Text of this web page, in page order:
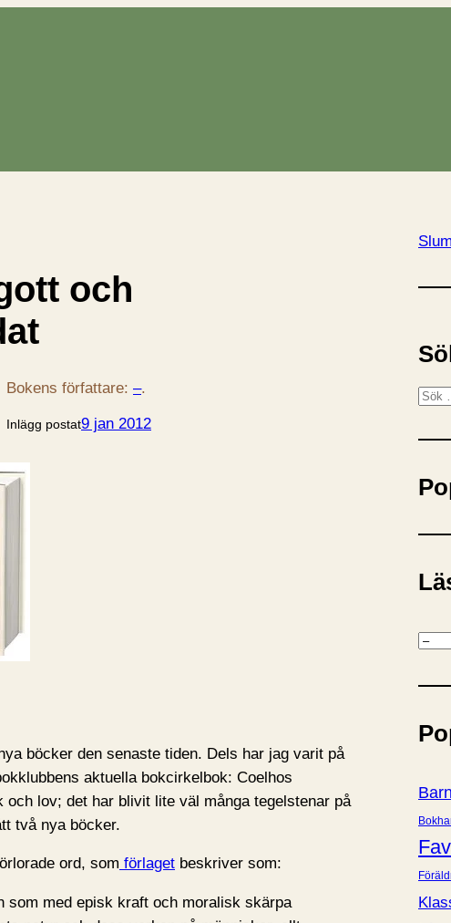
och
Bokens författare: –.
Inlägg postat9 jan 2012
böcker den senaste tiden. Dels har jag varit på
aktuella bokcirkelbok: Coelhos
och lov; det har blivit lite väl många tegelstenar på
två nya böcker.
ord, som förlaget beskriver som:
som med episk kraft och moralisk skärpa
S
k
K
t
g
i
e
r